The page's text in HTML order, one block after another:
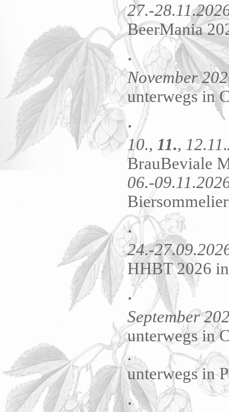
27.-
BeerMania
.
November
unterwegs in
.
10., 11.,
BrauBeviale
06.-
.
24.-
HHBT 2026
.
September
unterwegs in
.
unterwegs in
.